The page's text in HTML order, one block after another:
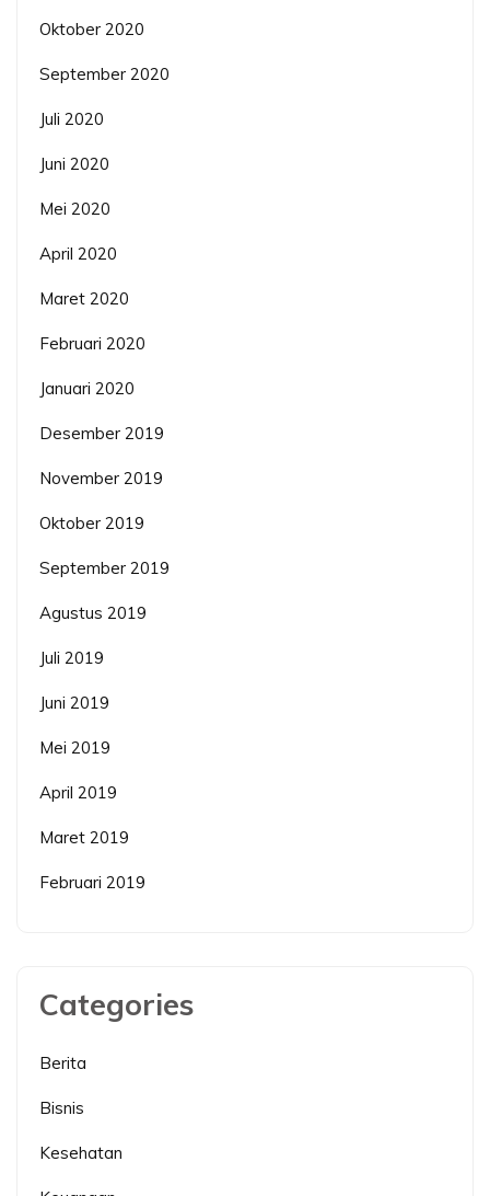
Oktober 2020
September 2020
Juli 2020
Juni 2020
Mei 2020
April 2020
Maret 2020
Februari 2020
Januari 2020
Desember 2019
November 2019
Oktober 2019
September 2019
Agustus 2019
Juli 2019
Juni 2019
Mei 2019
April 2019
Maret 2019
Februari 2019
Categories
Berita
Bisnis
Kesehatan